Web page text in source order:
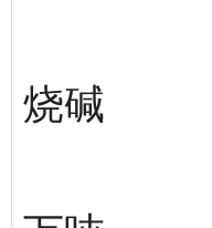
烧碱